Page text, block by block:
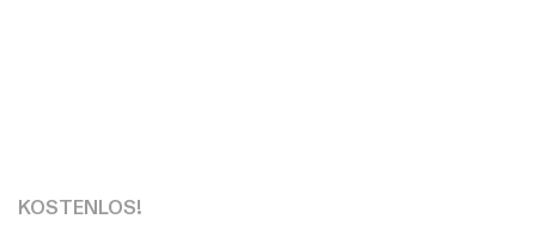
KOSTENLOS!